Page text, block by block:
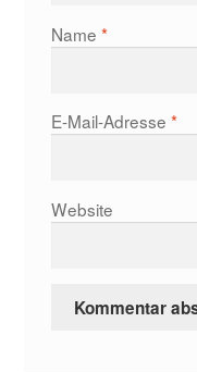
Name *
E-Mail-Adresse *
Website